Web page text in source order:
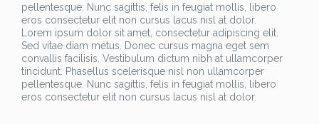
pellentesque. Nunc sagittis, felis in feugiat mollis, libero
eros consectetur elit non cursus lacus nisl at dolor.
Lorem ipsum dolor sit amet, consectetur adipiscing elit.
Sed vitae diam metus. Donec cursus magna eget sem
convallis facilisis. Vestibulum dictum nibh at ullamcorper
tincidunt. Phasellus scelerisque nisl non ullamcorper
pellentesque. Nunc sagittis, felis in feugiat mollis, libero
eros consectetur elit non cursus lacus nisl at dolor.